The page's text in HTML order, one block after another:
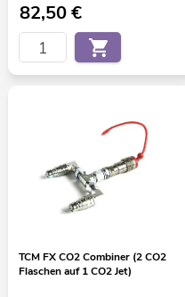
82,50€
TCM FX CO2 Combiner (2 CO2
Flaschen auf 1 CO2 Jet)